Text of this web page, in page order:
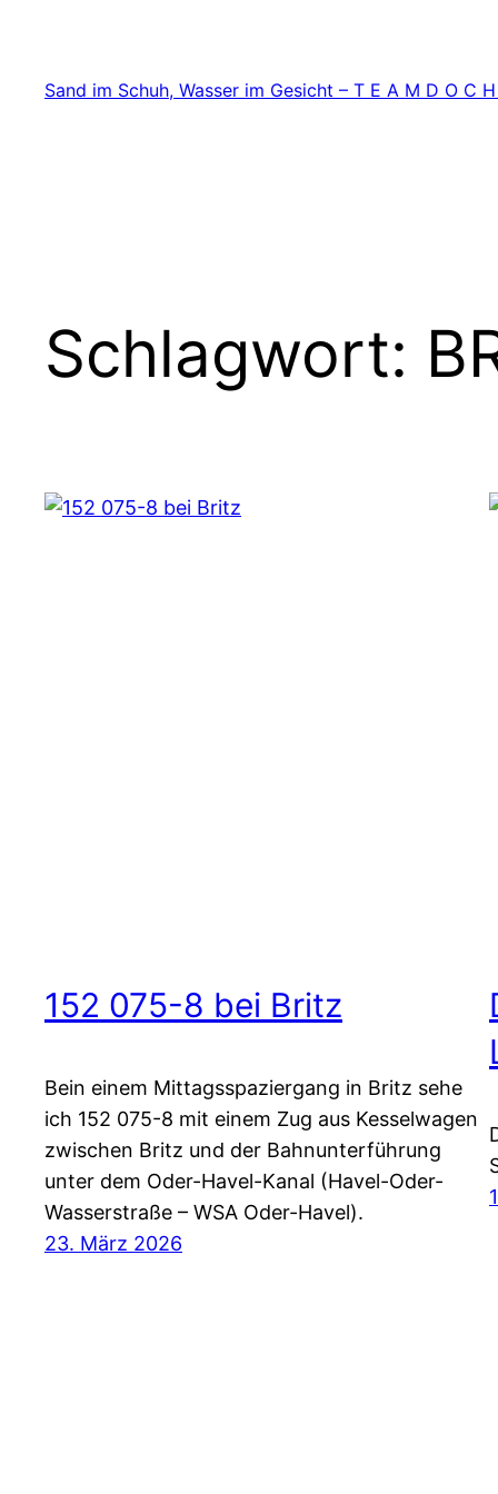
springen
Sand im Schuh, Wasser im Gesicht – T E A M D O C
Schlagwort:
152 075-8 bei Britz
Bein einem Mittagsspaziergang in Britz sehe
ich 152 075-8 mit einem Zug aus Kesselwagen
zwischen Britz und der Bahnunterführung
unter dem Oder-Havel-Kanal (Havel-Oder-
Wasserstraße – WSA Oder-Havel).
23. März 2026